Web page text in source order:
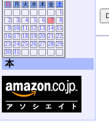
日
月 火 水 木 金
土
1
2
3 4 5 6 7
8
9 10 11 12 13 14 15
16 17 18 19 20 21
22
23 24 25 26 27 28 29
30 31
本